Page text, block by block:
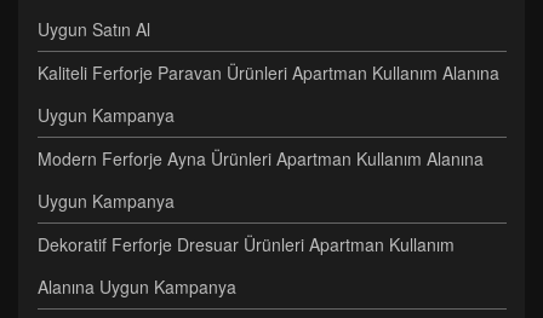
Uygun Satın Al
Kaliteli Ferforje Paravan Ürünleri Apartman Kullanım Alanına
Uygun Kampanya
Modern Ferforje Ayna Ürünleri Apartman Kullanım Alanına
Uygun Kampanya
Dekoratif Ferforje Dresuar Ürünleri Apartman Kullanım
Alanına Uygun Kampanya